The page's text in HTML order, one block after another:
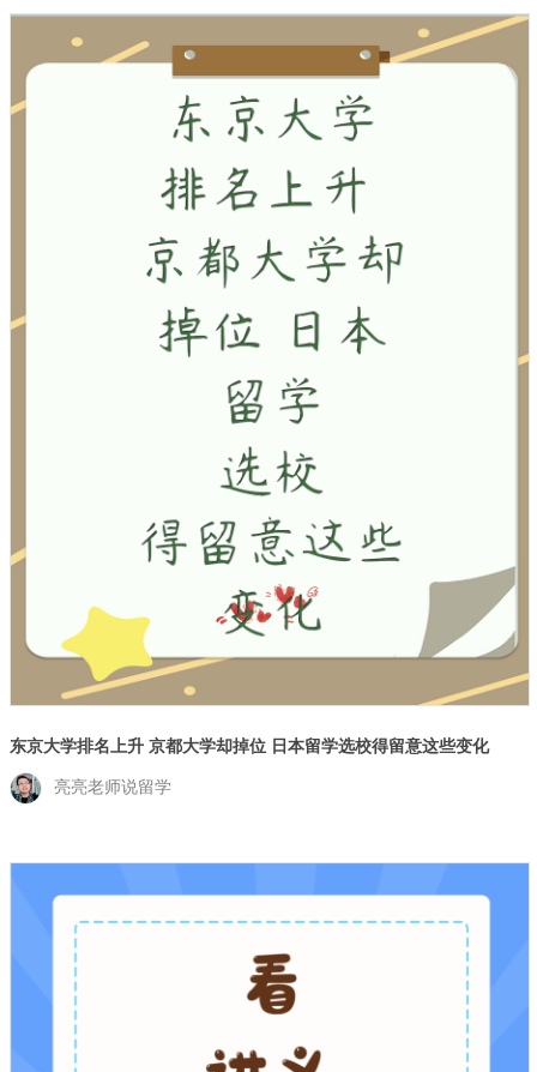
东京大学排名上升 京都大学却掉位 日本留学选校得留意这些变化
亮亮老师说留学